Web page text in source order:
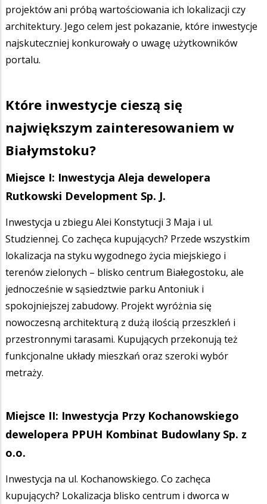
projektów ani próbą wartościowania ich lokalizacji czy
architektury. Jego celem jest pokazanie, które inwestycje
najskuteczniej konkurowały o uwagę użytkowników
portalu.
Które inwestycje cieszą się
największym zainteresowaniem w
Białymstoku?
Miejsce I: Inwestycja Aleja dewelopera
Rutkowski Development Sp. J.
Inwestycja u zbiegu Alei Konstytucji 3 Maja i ul.
Studziennej. Co zachęca kupujących? Przede wszystkim
lokalizacja na styku wygodnego życia miejskiego i
terenów zielonych – blisko centrum Białegostoku, ale
jednocześnie w sąsiedztwie parku Antoniuk i
spokojniejszej zabudowy. Projekt wyróżnia się
nowoczesną architekturą z dużą ilością przeszkleń i
przestronnymi tarasami. Kupujących przekonują też
funkcjonalne układy mieszkań oraz szeroki wybór
metraży.
Miejsce II: Inwestycja Przy Kochanowskiego
dewelopera PPUH Kombinat Budowlany Sp. z
o.o.
Inwestycja na ul. Kochanowskiego. Co zachęca
kupujących? Lokalizacja blisko centrum i dworca w